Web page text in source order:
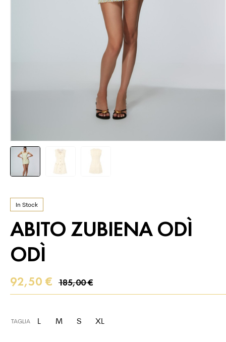
In Stock
ABITO ZUBIENA ODÌ
ODÌ
185,00€
92,50 €
TAGLIA L M S XL